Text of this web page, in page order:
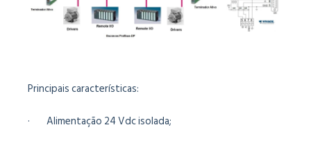
Principais características:
· Alimentação 24 Vdc isolada;